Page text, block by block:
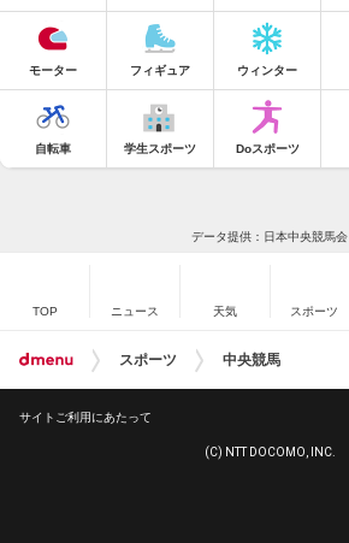
モーター フィギュア ウィンター
自転車 学生スポーツ Doスポーツ
データ提供：日本中央競馬会
TOP ニュース 天気 スポーツ
スポーツ 中央競馬
サイトご利用にあたって
(C) NTT DOCOMO, INC.